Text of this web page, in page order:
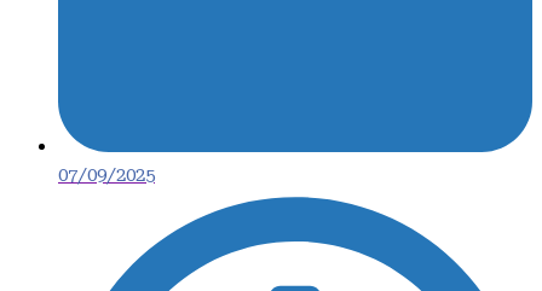
07/09/2025